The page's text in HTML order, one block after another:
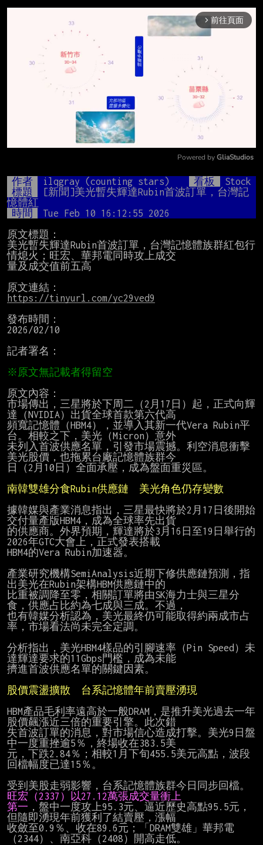
arrow_forward_ios 前往頁面
Mute
Powered by GliaStudios
作者 ilqgray (counting stars) 看板
Stock
標題
[新聞]美光暫失輝達Rubin首波訂單，台灣記
憶體紅
時間
Tue Feb 10 16:12:55 2026
原文標題：
美光暫失輝達Rubin首波訂單，台灣記憶體族群紅包行
情熄火；旺宏、華邦電同時攻上成交
量及成交值前五高
https://tinyurl.com/yc29ved9
發布時間：
2026/02/10
記者署名：
原文內容：
市場傳出，三星將於下周二（2月17日）起，正式向輝
達（NVIDIA）出貨全球首款第六代高
頻寬記憶體（HBM4），並導入其新一代Vera Rubin平
台。相較之下，美光（Micron）意外
未列入首波供應名單，引發市場震撼。利空消息衝擊
美光股價，也拖累台廠記憶體族群今
日（2月10日）全面承壓，成為盤面重災區。
南韓雙雄分食Rubin供應鏈　美光角色仍存變數
據韓媒與產業消息指出，三星最快將於2月17日後開始
交付量產版HBM4，成為全球率先出貨
的供應商。外界預期，輝達將於3月16日至19日舉行的
2026年GTC大會上，正式發表搭載
HBM4的Vera Rubin加速器。
產業研究機構SemiAnalysis近期下修供應鏈預測，指
出美光在Rubin架構HBM供應鏈中的
比重被調降至零，相關訂單將由SK海力士與三星分
食，供應占比約為七成與三成。不過，
也有韓媒分析認為，美光最終仍可能取得約兩成市占
率，市場看法尚未完全定調。
分析指出，美光HBM4樣品的引腳速率（Pin Speed）未
達輝達要求的11Gbps門檻，成為未能
擠進首波供應名單的關鍵因素。
股價震盪擴散　台系記憶體年前賣壓湧現
HBM產品毛利率遠高於一般DRAM，是推升美光過去一年
股價飆漲近三倍的重要引擎。此次錯
失首波訂單的消息，對市場信心造成打擊。美光9日盤
中一度重挫逾5％，終場收在383.5美
元，下跌2.84％；相較1月下旬455.5美元高點，波段
回檔幅度已達15％。
受到美股走弱影響，台系記憶體族群今日同步回檔。
旺宏（2337）以27.12萬張成交量衝上
第一 ，盤中一度攻上95.3元、逼近歷史高點95.5元，
但隨即湧現年前獲利了結賣壓，漲幅
收斂至0.9％、收在89.6元；「DRAM雙雄」華邦電
（2344）、南亞科（2408）開高走低。